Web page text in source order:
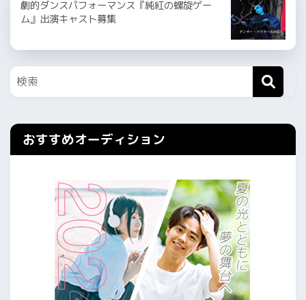
劇的ダンスパフォーマンス『純紅の螺旋ゲー
ム』出演キャスト募集
おすすめオーディション